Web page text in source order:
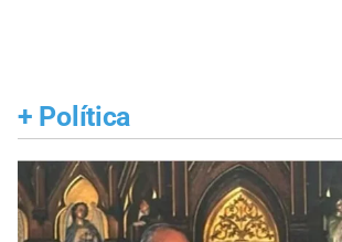
+ Política